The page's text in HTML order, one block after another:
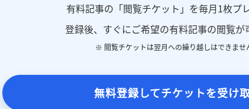
有料記事の「閲覧チケット」を毎月1枚プ
登録後、すぐにご希望の有料記事の閲覧が
※ 閲覧チケットは翌月への繰り越しはできませ
無料登録してチケットを受け
記事をお
ロ